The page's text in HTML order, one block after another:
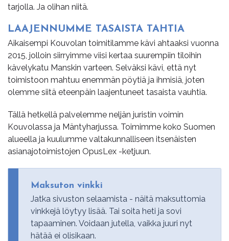
tarjolla. Ja olihan niitä.
LAA­JEN­NUM­ME TA­SAIS­TA TAH­TIA
Aikaisempi Kouvolan toimitilamme kävi ahtaaksi vuonna
2015, jolloin siirryimme viisi kertaa suurempiin tiloihin
kävelykatu Manskin varteen. Selväksi kävi, että nyt
toimistoon mahtuu enemmän pöytiä ja ihmisiä, joten
olemme siitä eteenpäin laajentuneet tasaista vauhtia.
Tällä hetkellä palvelemme neljän juristin voimin
Kouvolassa ja Mäntyharjussa. Toimimme koko Suomen
alueella ja kuulumme valtakunnalliseen itsenäisten
asianajotoimistojen OpusLex -ketjuun.
Maksuton vinkki
Jatka sivuston selaamista - näitä maksuttomia
vinkkejä löytyy lisää. Tai soita heti ja sovi
tapaaminen. Voidaan jutella, vaikka juuri nyt
hätää ei olisikaan.